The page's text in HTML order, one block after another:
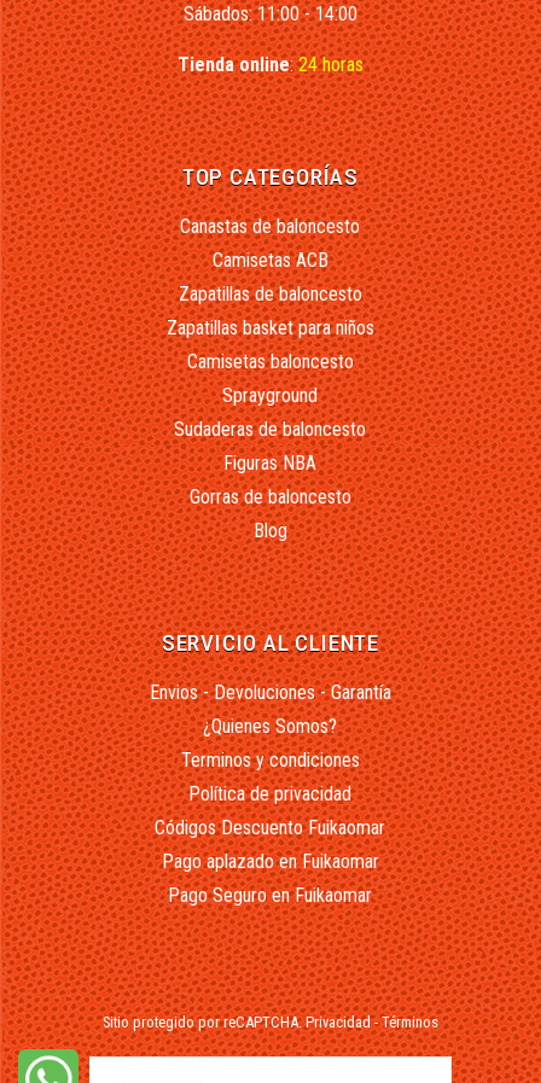
Sábados: 11:00 - 14:00
Tienda online:24 horas
TOP CATEGORÍAS
Canastas de baloncesto
Camisetas ACB
Zapatillas de baloncesto
Zapatillas basket para niños
Camisetas baloncesto
Sprayground
Sudaderas de baloncesto
Figuras NBA
Gorras de baloncesto
Blog
SERVICIO AL CLIENTE
Envios - Devoluciones - Garantía
¿Quienes Somos?
Terminos y condiciones
Política de privacidad
Códigos Descuento Fuikaomar
Pago aplazado en Fuikaomar
Pago Seguro en Fuikaomar
Sitio protegido por reCAPTCHA.Privacidad-Términos